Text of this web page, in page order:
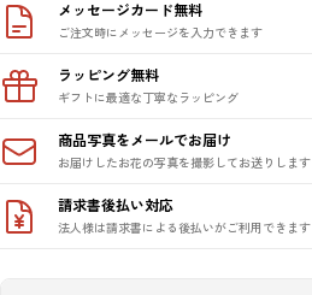
メッセージカード無料
ご注文時にメッセージを入力できます
ラッピング無料
ギフトに最適な丁寧なラッピング
商品写真をメールでお届け
お届けしたお花の写真を撮影してお送りします
請求書後払い対応
法人様は請求書による後払いがご利用できます